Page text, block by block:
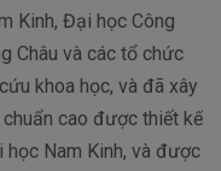
Kinh, Đại học Công
Châu và các tổ chức
khoa học, và đã xây
cao được thiết kế
Nam Kinh, và được